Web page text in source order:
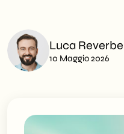
Luca
10 Maggio 2026